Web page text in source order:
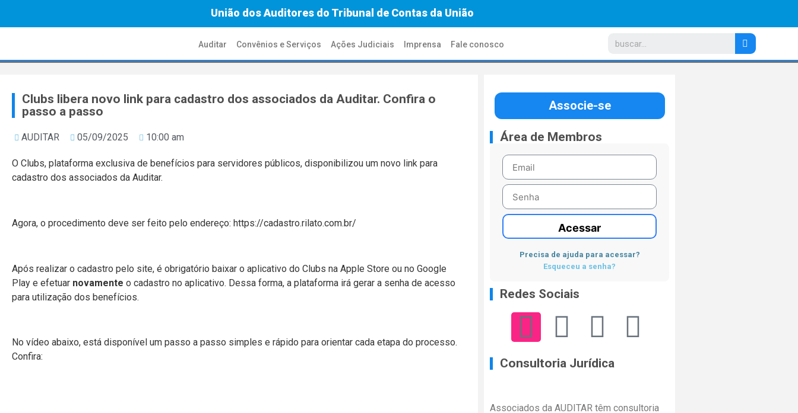
União dos Auditores do Tribunal de Contas da União
Auditar Convênios e Serviços Ações Judiciais Imprensa Fale conosco
Clubs libera novo link para cadastro dos associados da Auditar. Confira o
passo a passo
AUDITAR 05/09/2025 10:00 am
O Clubs, plataforma exclusiva de benefícios para servidores públicos, disponibilizou um novo link para
cadastro dos associados da Auditar.
Agora, o procedimento deve ser feito pelo endereço: https://cadastro.rilato.com.br/
Após realizar o cadastro pelo site, é obrigatório baixar o aplicativo do Clubs na Apple Store ou no Google
Play e efetuar novamente o cadastro no aplicativo. Dessa forma, a plataforma irá gerar a senha de acesso
para utilização dos benefícios.
No vídeo abaixo, está disponível um passo a passo simples e rápido para orientar cada etapa do processo.
Confira:
Associe-se
Área de Membros
Acessar
Precisa de ajuda para acessar?
Esqueceu a senha?
Redes Sociais
Consultoria Jurídica
Associados da AUDITAR têm consultoria